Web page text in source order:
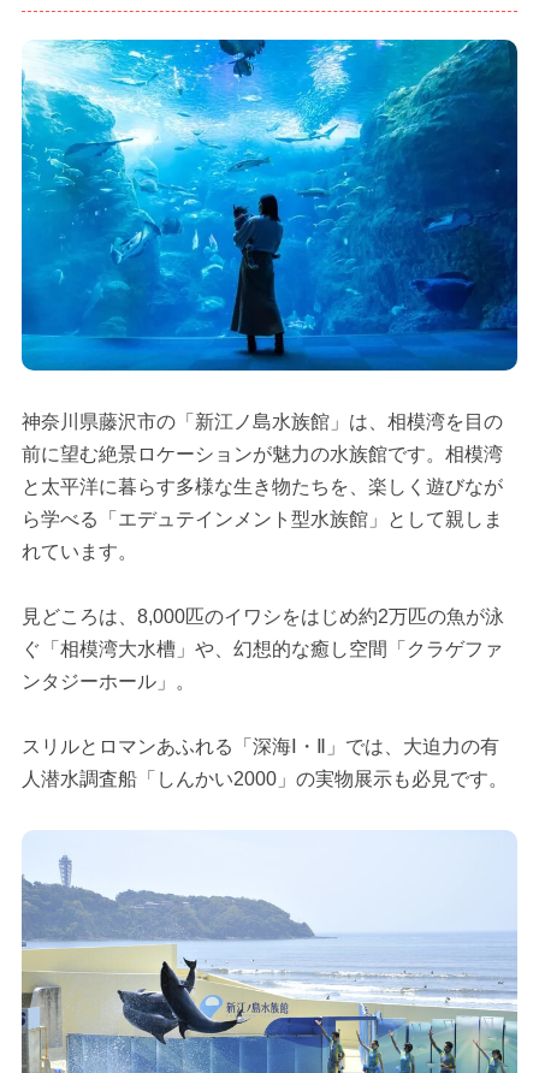
神奈川県藤沢市の「新江ノ島水族館」は、相模湾を目の
前に望む絶景ロケーションが魅力の水族館です。相模湾
と太平洋に暮らす多様な生き物たちを、楽しく遊びなが
ら学べる「エデュテインメント型水族館」として親しま
れています。
見どころは、8,000匹のイワシをはじめ約2万匹の魚が泳
ぐ「相模湾大水槽」や、幻想的な癒し空間「クラゲファ
ンタジーホール」。
スリルとロマンあふれる「深海Ⅰ・Ⅱ」では、大迫力の有
人潜水調査船「しんかい2000」の実物展示も必見です。